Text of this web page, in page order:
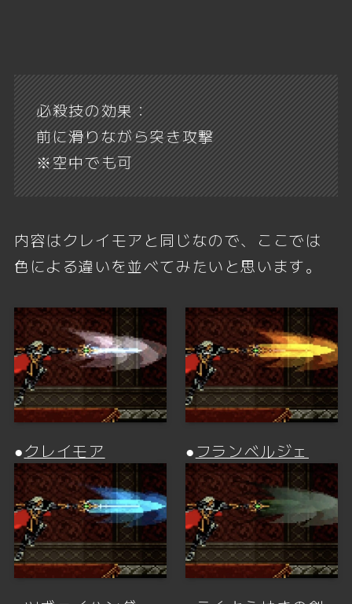
必殺技の効果：
前に滑りながら突き攻撃
※空中でも可
内容はクレイモアと同じなので、ここでは
色による違いを並べてみたいと思います。
●クレイモア ●フランベルジェ